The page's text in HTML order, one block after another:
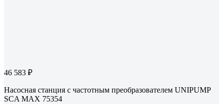
46 583 ₽
Насосная станция с частотным преобразователем UNIPUMP
SCA MAX 75354